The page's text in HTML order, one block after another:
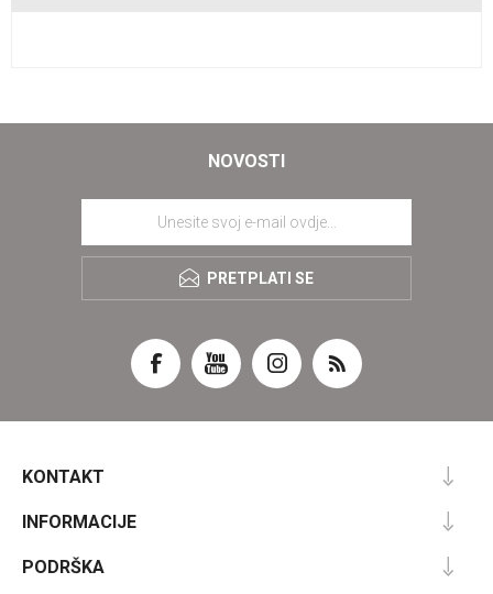
NOVOSTI
PRETPLATI SE
KONTAKT
INFORMACIJE
PODRŠKA